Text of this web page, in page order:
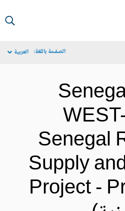
الصفحة باللغة: العربية
Supply
Project -